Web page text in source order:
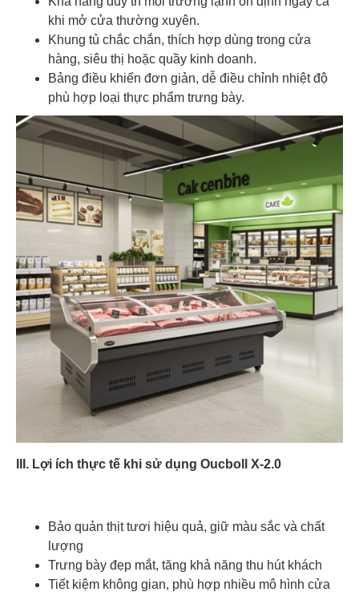
khi mở cửa thường xuyên.
Khung tủ chắc chắn, thích hợp dùng trong cửa
hàng, siêu thị hoặc quầy kinh doanh.
Bảng điều khiển đơn giản, dễ điều chỉnh nhiệt độ
phù hợp loại thực phẩm trưng bày.
III. Lợi ích thực tế khi sử dụng Oucboll X-2.0
Bảo quản thịt tươi hiệu quả, giữ màu sắc và chất
lượng
Trưng bày đẹp mắt, tăng khả năng thu hút khách
Tiết kiệm không gian, phù hợp nhiều mô hình cửa